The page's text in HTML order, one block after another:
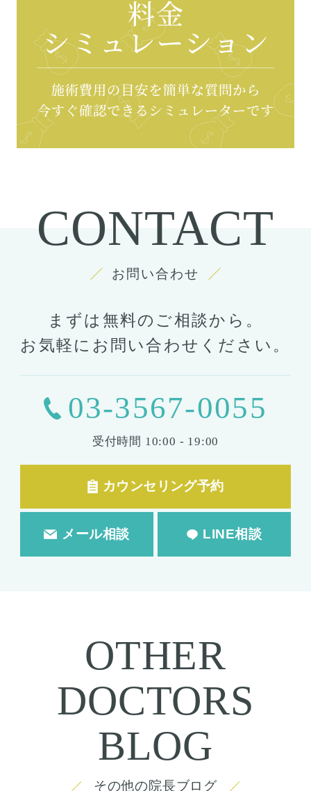
CONTACT
お問い合わせ
まずは無料のご相談から。
お気軽にお問い合わせください。
03-3567-0055
受付時間 10:00 - 19:00
カウンセリング予約
メール相談 LINE相談
OTHER
DOCTORS
BLOG
その他の院長ブログ